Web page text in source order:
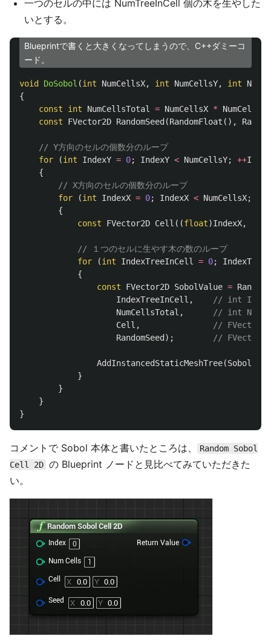
一つのセルの中には NumTreeInCell 個の木を生やした
いとする。
Blueprintで書くと大きくなってしまうので、C++ダミーコ
ード。
void DoSobol (int NumCellsX, int NumCellsY, int
{
const
int NumCellsTotal = NumCellsX * NumCellsY
const
FVector2D RandomSeed (RandomFloat (),
// Y方向のセルの個数分のループ
for
(int IndexY = 0; IndexY < NumCellsY; ++
{
// X方向のセルの個数分のループ
for
(int IndexX = 0; IndexX < NumCellsX;
{
const
FVector2D Cell ((float)IndexX,
// １つのセルに生やす木の数のループ
for
(int IndexTreeInCell = 0;
{
const
FVector2D SobolValue =
IndexTreeInCell ,
// int Index
NumCellsTotal ,
// int
Cell ,
//
RandomSeed ); //
AddInstancedStaticMeshTree(
}
}
}
}
コメントで Sobol 本体と書いたところは、
Random Sobol
Cell 2D の Blueprint ノードと見比べてみていただきた
い。